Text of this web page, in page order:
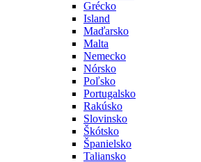
Grécko
Island
Maďarsko
Malta
Nemecko
Nórsko
Poľsko
Portugalsko
Rakúsko
Slovinsko
Škótsko
Španielsko
Taliansko